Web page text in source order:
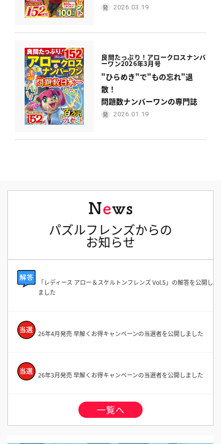
2026.03.19
良問たっぷり！ アロークロスナンバ
ーワン2026年3月号
"ひらめき"で"もの忘れ"退
散！
問題数ナンバーワンの専門誌
2026.01.19
パズルフレンズからの
お知らせ
「レディース アロー＆スケルトンフレンズ Vol.5」の解答を公開し
ました
26年4月発売 早解くお得キャンペーンの当選者を公開しました
26年3月発売 早解くお得キャンペーンの当選者を公開しました
一覧へ